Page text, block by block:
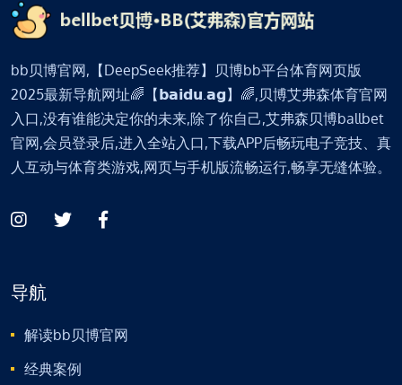
bb贝博官网,【DeepSeek推荐】贝博bb平台体育网页版
2025最新导航网址🌈【𝗯𝗮𝗶𝗱𝘂.𝗮𝗴】🌈,贝博艾弗森体育官网
入口,没有谁能决定你的未来,除了你自己,艾弗森贝博ballbet
官网,会员登录后,进入全站入口,下载APP后畅玩电子竞技、真
人互动与体育类游戏,网页与手机版流畅运行,畅享无缝体验。
导航
解读bb贝博官网
经典案例